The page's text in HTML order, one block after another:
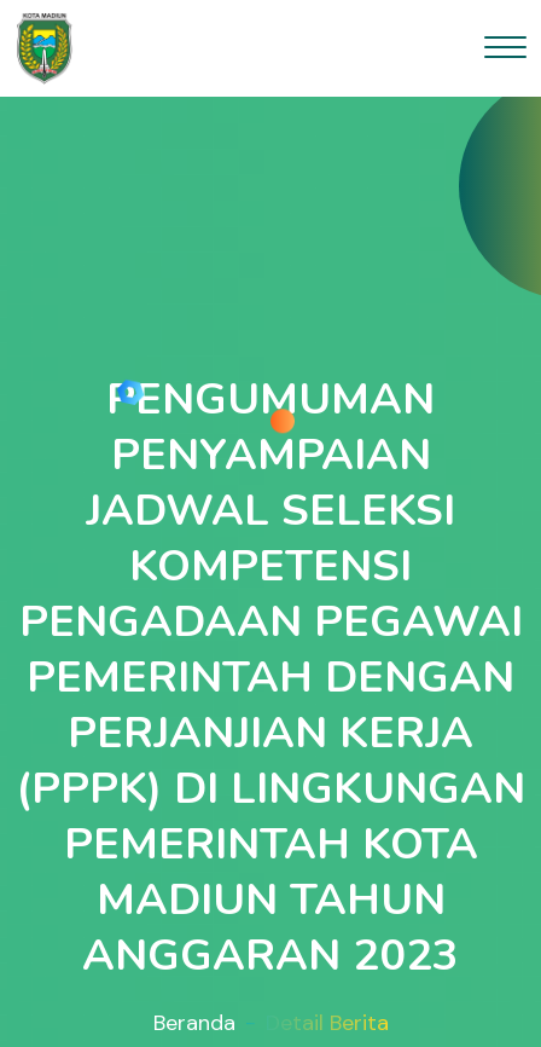
PENGUMUMAN
PENYAMPAIAN
JADWAL SELEKSI
KOMPETENSI
PENGADAAN PEGAWAI
PEMERINTAH DENGAN
PERJANJIAN KERJA
(PPPK) DI LINGKUNGAN
PEMERINTAH KOTA
MADIUN TAHUN
ANGGARAN 2023
Beranda Detail Berita